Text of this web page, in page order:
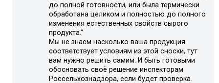
до полной готовности, или была термически
обработана целиком и полностью до полного
изменения естественных свойств сырого
продукта.”
Мы не знаем насколько ваша продукция
соответствует условиям из этой сноски, тут
вам нужно решить самим. И быть готовыми
обосновать своё решение инспекторам
Россельхознадзора, если будет проверка.